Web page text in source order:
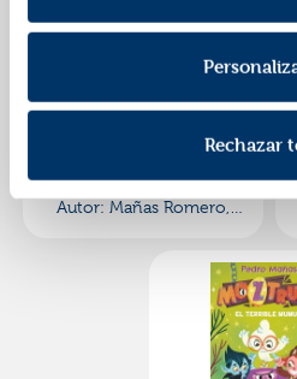
Rechazar
Moztruos 3: noche de
9788419102461
Editorial:Sm
Autor: Mañas Romero,